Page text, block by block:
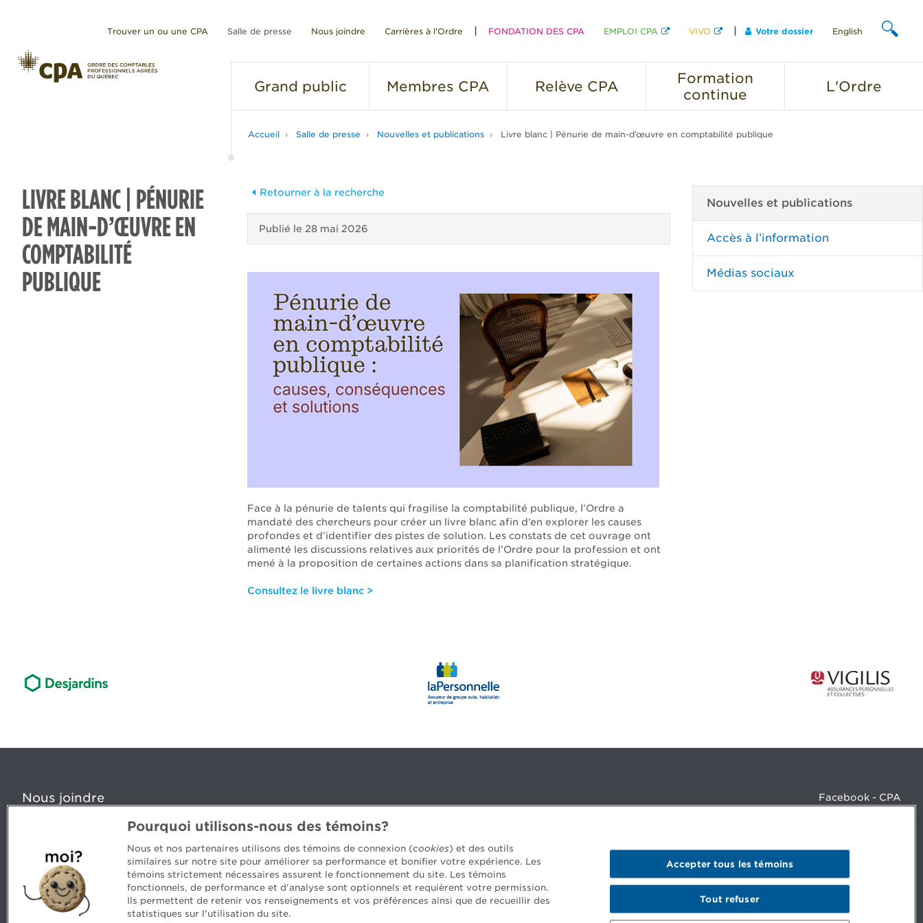
Trouver un ou une CPA Salle de presse Nous joindre Carrières à l'Ordre FONDATION DES CPA EMPLOI CPA VIVO Votre dossier English
Grand public Membres CPA Relève CPA
Formation
continue
L'Ordre
Accueil Salle de presse Nouvelles et publications Livre blanc | Pénurie de main-d’œuvre en comptabilité publique
LIVRE BLANC | PÉNURIE
DE MAIN-D’ŒUVRE EN
COMPTABILITÉ
PUBLIQUE
Retourner à la recherche
Publié le 28 mai 2026
Face à la pénurie de talents qui fragilise la comptabilité publique, l’Ordre a
mandaté des chercheurs pour créer un livre blanc afin d’en explorer les causes
profondes et d’identifier des pistes de solution. Les constats de cet ouvrage ont
alimenté les discussions relatives aux priorités de l’Ordre pour la profession et ont
mené à la proposition de certaines actions dans sa planification stratégique.
Consultez le livre blanc >
Nouvelles et publications
Accès à l’information
Médias sociaux
Nous joindre
5, Place Ville Marie, bureau 800, Montréal (Québec) H3B 2G2
Des questions? Faites appel à notre équipe >
Envie de mettre de l’Ordre dans votre carrière? Voyez les postes disponibles >
Facebook - CPA
LinkedIn - 20 minutes CPA
LinkedIn - Emploi CPA
Pourquoi utilisons-nous des témoins?
Nous et nos partenaires utilisons des témoins de connexion (cookies) et des outils
similaires sur notre site pour améliorer sa performance et bonifier votre expérience. Les
témoins strictement nécessaires assurent le fonctionnement du site. Les témoins
fonctionnels, de performance et d'analyse sont optionnels et requièrent votre permission.
Ils permettent de retenir vos renseignements et vos préférences ainsi que de recueillir des
statistiques sur l'utilisation du site.
Tout refuser
Accepter tous les témoins